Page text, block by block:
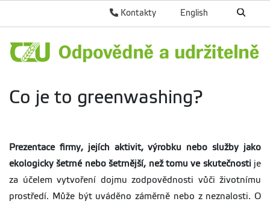
English
Kontakty
Co je to greenwashing?
Prezentace firmy, jejích aktivit, výrobku nebo služby jako
ekologicky šetrné nebo šetrnější, než tomu ve skutečnostije
za účelem vytvoření dojmu zodpovědnosti vůči životnímu
prostředí. Může být uváděno záměrně nebo z neznalosti. O